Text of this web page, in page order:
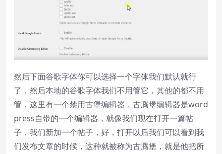
然后下面谷歌字体你可以选择一个字体我们默认就行
了，然后本地的谷歌字体我们不用管它，其他的都不用
管，这里有一个禁用古堡编辑器，古腾堡编辑器是word
press自带的一个编辑器，就像我们现在打开一篇帖
子，我们新加一个帖子，好，打开以后我们可以看到我
们发布文章的时候，这种就被称为古腾堡，就是他把所